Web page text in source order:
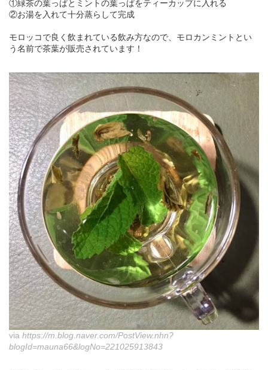
①緑茶の葉っぱとミントの葉っぱをティーカップに入れる
②お湯を入れて十分蒸らして完成
モロッコで良く飲まれている飲み方なので、モロカンミントとい
う名前で茶葉が販売されています！
via https://m.blog.naver.com/PostView.nhn?
blogId=mauna66&logNo=221025913843